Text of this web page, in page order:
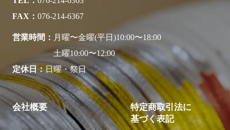
FAX
076-214-6367
営業時間
月曜〜金曜(平日)10:00〜18:00
土曜10:00〜12:00
定休日
日曜・祭日
会社概要
特定商取引法に
基づく表記